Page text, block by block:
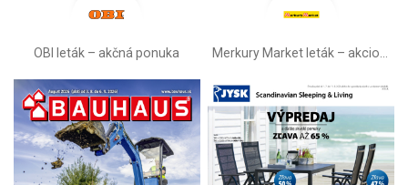
OBI leták –⁠ akčná ponuka Merkury Market leták –⁠ akciová ponuka